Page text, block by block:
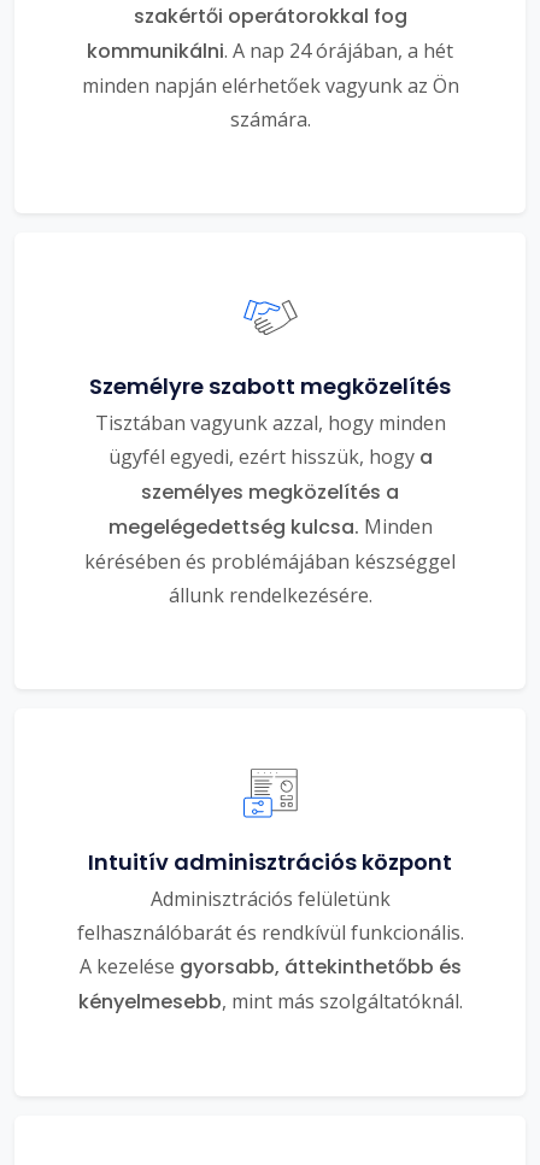
szakértői operátorokkal fog
kommunikálni. A nap 24 órájában, a hét
minden napján elérhetőek vagyunk az Ön
számára.
Személyre szabott megközelítés
Tisztában vagyunk azzal, hogy minden
ügyfél egyedi, ezért hisszük, hogy a
személyes megközelítés a
megelégedettség kulcsa. Minden
kérésében és problémájában készséggel
állunk rendelkezésére.
Intuitív adminisztrációs központ
Adminisztrációs felületünk
felhasználóbarát és rendkívül funkcionális.
A kezelése gyorsabb, áttekinthetőbb és
kényelmesebb, mint más szolgáltatóknál.